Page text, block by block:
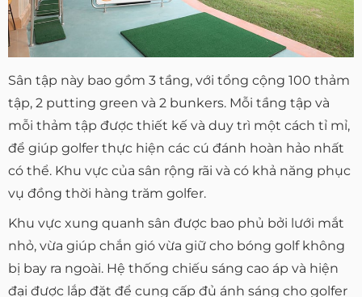
Sân tập này bao gồm 3 tầng, với tổng cộng 100 thảm
tập, 2 putting green và 2 bunkers. Mỗi tầng tập và
mỗi thảm tập được thiết kế và duy trì một cách tỉ mỉ,
để giúp golfer thực hiện các cú đánh hoàn hảo nhất
có thể. Khu vực của sân rộng rãi và có khả năng phục
vụ đồng thời hàng trăm golfer.
Khu vực xung quanh sân được bao phủ bởi lưới mắt
nhỏ, vừa giúp chắn gió vừa giữ cho bóng golf không
bị bay ra ngoài. Hệ thống chiếu sáng cao áp và hiện
đại được lắp đặt để cung cấp đủ ánh sáng cho golfer